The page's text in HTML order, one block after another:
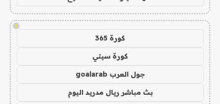
!
كورة 365
كورة سيتي
جول العرب goalarab
بث مباشر ريال مدريد اليوم